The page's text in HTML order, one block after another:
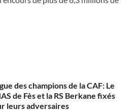
des champions de la CAF: Le
de Fès et la RS Berkane fixés
leurs adversaires